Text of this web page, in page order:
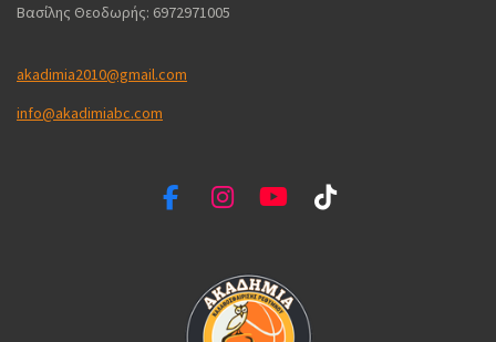
Βασίλης Θεοδωρής: 6972971005
akadimia2010@gmail.com
info@akadimiabc.com
F
I
t
a
g
Y
T
u
b
T